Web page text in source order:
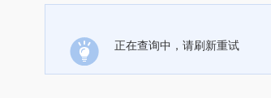
正在查询中，请刷新重试